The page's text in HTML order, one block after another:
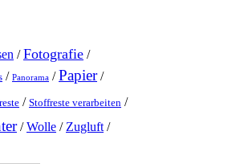
/Fotografie /
/ Panorama /Papier/
/ Stoffreste verarbeiten /
/Wolle / Zugluft /